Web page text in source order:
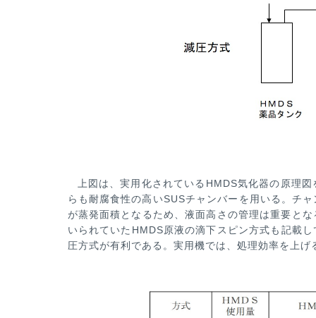
上図は、実用化されているHMDS気化器の原理
らも耐腐食性の高いSUSチャンバーを用いる。チャ
が蒸発面積とな るため、液面高さの管理は重要と
いられていたHMDS原液の滴下スピン方式も記載
圧方式が有利である。実用機では、処理効率を上